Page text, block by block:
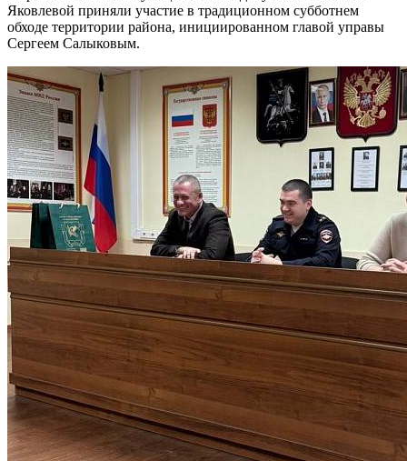
Яковлевой приняли участие в традиционном субботнем
обходе территории района, инициированном главой управы
Сергеем Салыковым.